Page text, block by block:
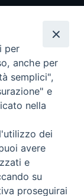
riservati - Vita
Torna
per
anche per
semplici",
e
nella
dei
avere
e
su
proseguirai